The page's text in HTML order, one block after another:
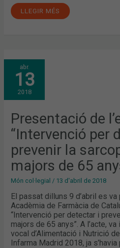
LLEGIR MÉS
abr.
13
2018
Presentació de
“Intervenció per
prevenir la
majors de 65
Món col·legial / 13 d'abril de 2018
El passat dilluns 9 d’abril es
Acadèmia de Farmàcia de
“Intervenció per detectar i
majors de 65 anys”. A l’acte,
vocal d’Alimentació i Nutrició
Infarma Madrid 2018, ja
PRESENTACIÓ
DE
L’ESTUDI
“INTERVENCIÓ
PER
DETECTAR
I
SARCOPÈNIA
EN
MAJORS
DE
ANYS”